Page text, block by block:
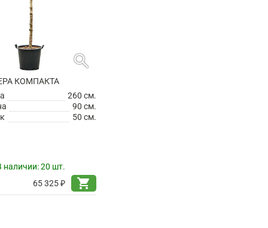
search
КОМПАКТА
260 см.
90 см.
50 см.
наличии:20 шт.
65 325 ₽
shopping_cart